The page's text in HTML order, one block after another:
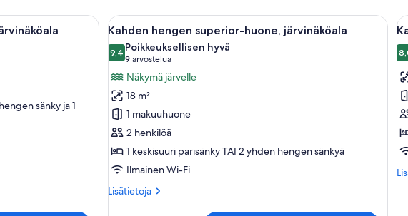
jossa on kaksi sänkyä, televisio, työpöytä ja parveke, jolta on näkymä vuorille.
sänky ja 1
Avaa
kaikki
huonetyypin
Kahden
hengen
superior-
huone,
järvinäköala
kuvat
Hotellihuone, jossa on sänky,
11
Kahden hengen superior-huone, järvinäköala
9,49,4 kautta 10
Poikkeuksellisen hyvä
9 arvostelua
(9
arvostelua)
Näkymä järvelle
18 m²
1 makuuhuone
2 henkilöä
1 keskisuuri parisänky TAI 2 yhden hengen sänkyä
Ilmainen Wi-Fi
Lisätietoja
Lisätietoja